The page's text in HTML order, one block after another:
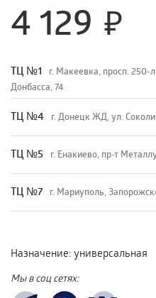
4 129
TЦ №1
г. Макеевка, просп. 250-
Донбасса, 74
TЦ №4 г. Донецк ЖД, ул.
TЦ №5 г. Енакиево, пр-т
ТЦ №7 г. Мариуполь,
Назначение: универсальная
Мы в соц сетях: